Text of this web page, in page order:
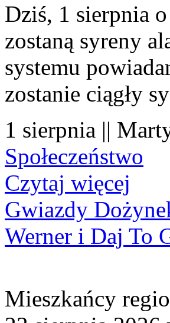
Dziś, 1 sierpnia
zostaną syreny
systemu
zostanie ciągły
1 sierpnia ||
Społeczeństwo
Czytaj więcej
Gwiazdy
Werner i Daj To
Mieszkańcy